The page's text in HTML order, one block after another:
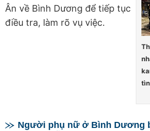
Ân về Bình Dương để tiếp tục
điều tra, làm rõ vụ việc.
Người phụ nữ ở Bình Dương